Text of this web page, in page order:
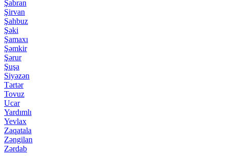
Şabran
Şirvan
Şahbuz
Şəki
Şamaxı
Şəmkir
Şərur
Şuşa
Siyəzən
Tərtər
Tovuz
Ucar
Yardımlı
Yevlax
Zaqatala
Zəngilan
Zərdab